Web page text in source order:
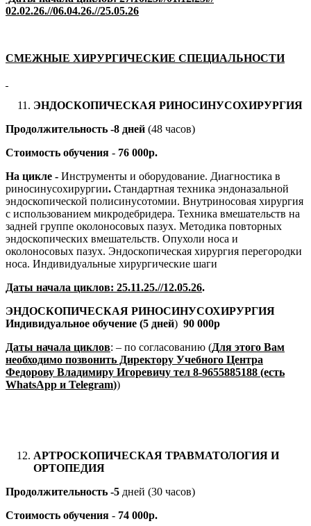
02.02.26.//06.04.26.//25.05.26
СМЕЖНЫЕ ХИРУРГИЧЕСКИЕ СПЕЦИАЛЬНОСТИ
ЭНДОСКОПИЧЕСКАЯ РИНОСИНУСОХИРУРГИЯ
Продолжительность -8 дней (48 часов)
Стоимость обучения - 76 000р.
На цикле - Инструменты и оборудование. Диагностика в
риносинусохирургии. Стандартная техника эндоназальной
эндоскопической полисинусотомии. Внутриносовая хирургия
с использованием микродебридера. Техника вмешательств на
задней группе околоносовых пазух. Методика повторных
эндоскопических вмешательств. Опухоли носа и
околоносовых пазух. Эндоскопическая хирургия перегородки
носа. Индивидуальные хирургические шаги
Даты начала циклов: 25.11.25.//12.05.26.
ЭНДОСКОПИЧЕСКАЯ РИНОСИНУСОХИРУРГИЯ
Индивидуальное обучение (5 дней) 90 000р
Даты начала циклов: – по согласованию (Для этого Вам
необходимо позвонить Директору Учебного Центра
Федорову Владимиру Игоревичу тел 8-9655885188 (есть
WhatsApp и Telegram))
АРТРОСКОПИЧЕСКАЯ ТРАВМАТОЛОГИЯ И
ОРТОПЕДИЯ
Продолжительность -5 дней (30 часов)
Стоимость обучения - 74 000р.